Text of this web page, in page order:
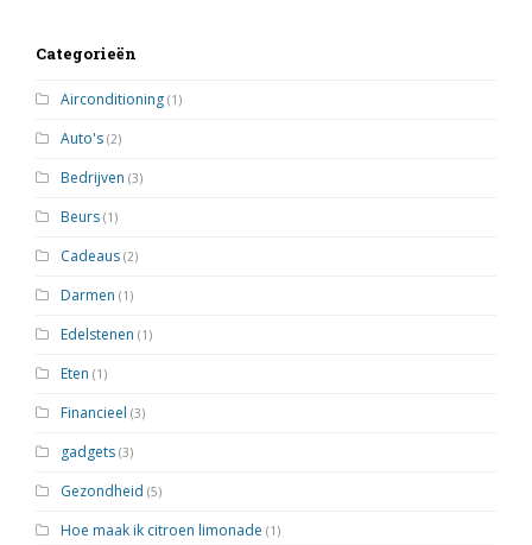
Categorieën
Airconditioning (1)
Auto's (2)
Bedrijven (3)
Beurs (1)
Cadeaus (2)
Darmen (1)
Edelstenen (1)
Eten (1)
Financieel (3)
gadgets (3)
Gezondheid (5)
Hoe maak ik citroen limonade (1)